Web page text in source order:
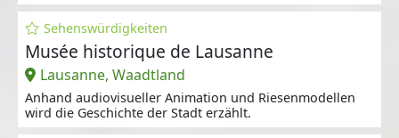
Sehenswürdigkeiten
Musée historique de Lausanne
Lausanne, Waadtland
Anhand audiovisueller Animation und Riesenmodellen
wird die Geschichte der Stadt erzählt.